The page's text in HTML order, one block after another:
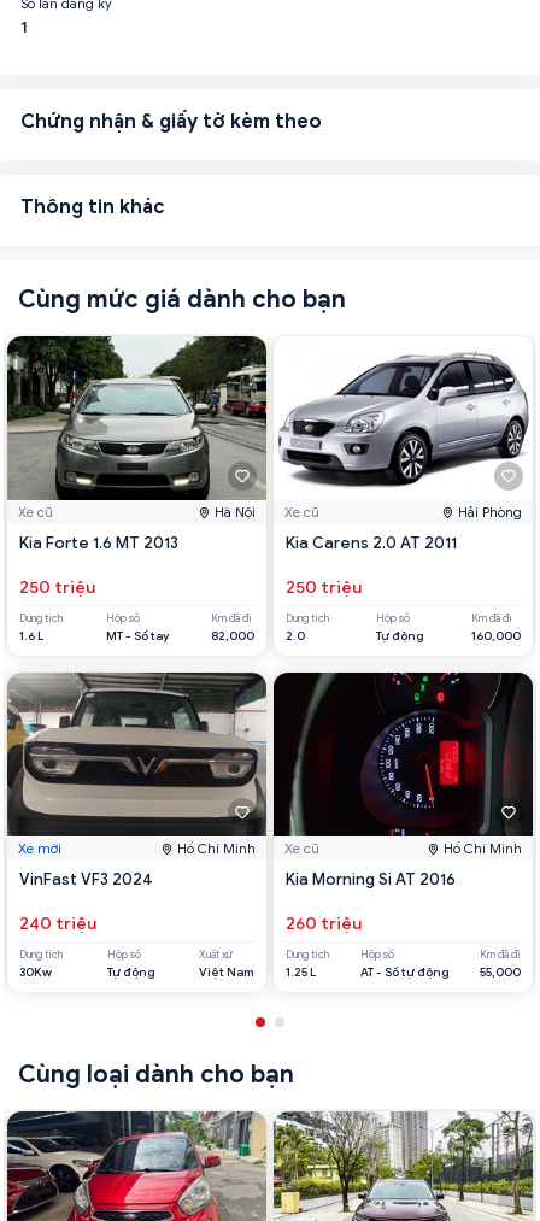
Số lần đăng ký
1
Chứng nhận & giấy tờ kèm theo
Thông tin khác
Cùng mức giá dành cho bạn
Xe cũ Hà Nội
Kia Forte 1.6 MT 2013
250 triệu
Dung tích
1.6 L
Hộp số
MT - Số tay
Km đã đi
82,000
Xe mới Hồ Chí Minh
VinFast VF3 2024
240 triệu
Dung tích
30Kw
Hộp số
Tự động
Xuất xứ
Việt Nam
Xe cũ Hải Phòng
Kia Carens 2.0 AT 2011
250 triệu
Dung tích
2.0
Hộp số
Tự động
Km đã đi
160,000
Xe cũ Hồ Chí Minh
Kia Morning Si AT 2016
260 triệu
Dung tích
1.25 L
Hộp số
AT - Số tự động
Km đã đi
55,000
Cùng loại dành cho bạn